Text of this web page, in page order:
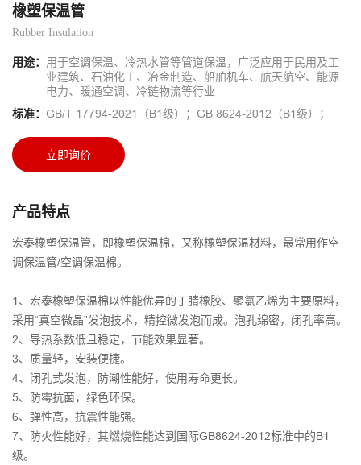
橡塑保温管
Rubber Insulation
用途： 用于空调保温、冷热水管等管道保温，广泛应用于民用及工
业建筑、石油化工、冶金制造、船舶机车、航天航空、能源
电力、暖通空调、冷链物流等行业
标准： GB/T 17794-2021（B1级）；GB 8624-2012（B1级）；
立即询价
产品特点
宏泰橡塑保温管，即橡塑保温棉，又称橡塑保温材料，最常用作空
调保温管/空调保温棉。
1、宏泰橡塑保温棉以性能优异的丁腈橡胶、聚氯乙烯为主要原料，
采用“真空微晶”发泡技术，精控微发泡而成。泡孔绵密，闭孔率高。
2、导热系数低且稳定，节能效果显著。
3、质量轻，安装便捷。
4、闭孔式发泡，防潮性能好，使用寿命更长。
5、防霉抗菌，绿色环保。
6、弹性高，抗震性能强。
7、防火性能好，其燃烧性能达到国际GB8624-2012标准中的B1
级。